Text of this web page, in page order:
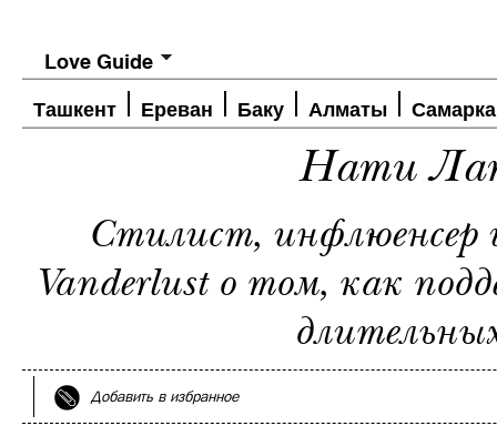
Love Guide
Ташкент Ереван Баку Алматы
Нати
Стилист, инфлюенсер
Vanderlust о том, как
Добавить в избранное